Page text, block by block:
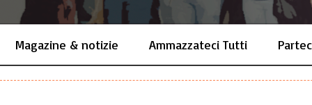
Magazine & notizie Ammazzateci Tutti